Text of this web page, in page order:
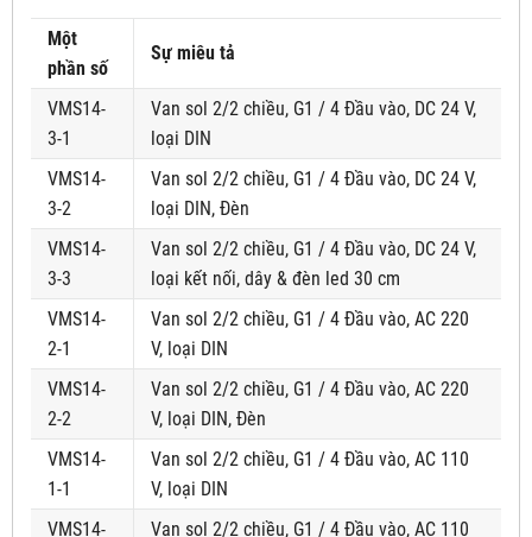
Một
phần số
Sự miêu tả
VMS14-
3-1
Van sol 2/2 chiều, G1 / 4 Đầu vào, DC 24 V,
loại DIN
VMS14-
3-2
Van sol 2/2 chiều, G1 / 4 Đầu vào, DC 24 V,
loại DIN, Đèn
VMS14-
3-3
Van sol 2/2 chiều, G1 / 4 Đầu vào, DC 24 V,
loại kết nối, dây & đèn led 30 cm
VMS14-
2-1
Van sol 2/2 chiều, G1 / 4 Đầu vào, AC 220
V, loại DIN
VMS14-
2-2
Van sol 2/2 chiều, G1 / 4 Đầu vào, AC 220
V, loại DIN, Đèn
VMS14-
1-1
Van sol 2/2 chiều, G1 / 4 Đầu vào, AC 110
V, loại DIN
VMS14-
Van sol 2/2 chiều, G1 / 4 Đầu vào, AC 110